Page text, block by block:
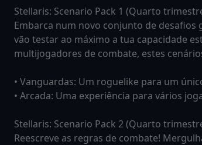
Stellaris: Scenario Pack 1 (Quarto
Embarca num novo conjunto de desafios
vão testar ao máximo a tua capacidade
multijogadores de combate, estes
• Vanguardas: Um roguelike para um
• Arcada: Uma experiência para vários
Stellaris: Scenario Pack 2 (Quarto
Reescreve as regras de combate!